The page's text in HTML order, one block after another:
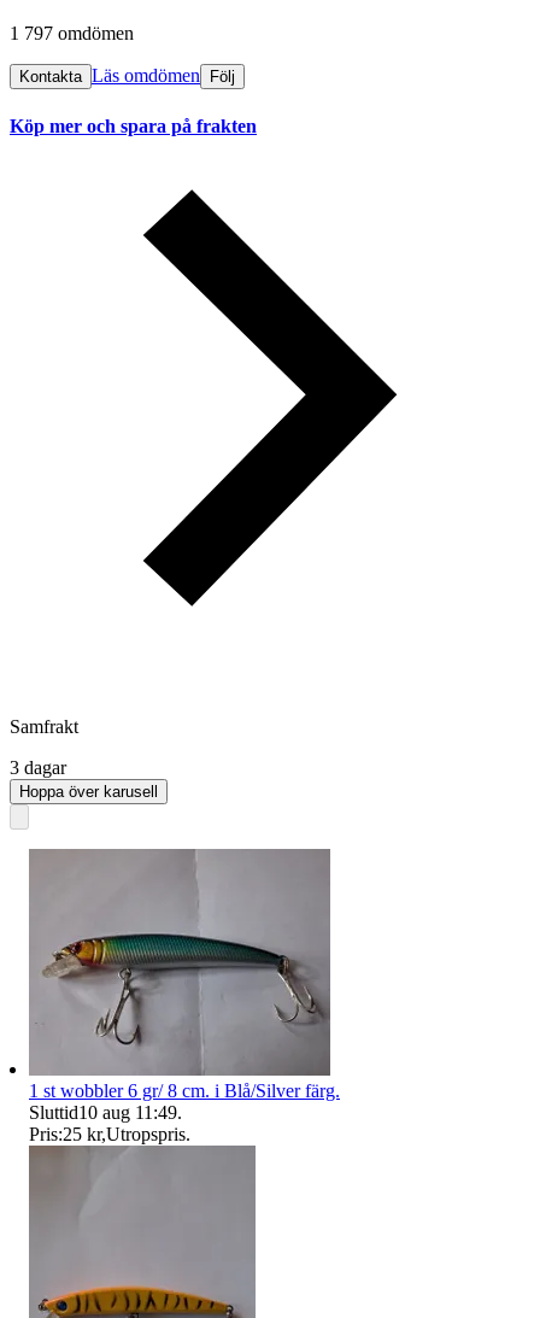
1 797 omdömen
Kontakta Läs omdömen Följ
Köp mer och spara på frakten
Samfrakt
3 dagar
Hoppa över karusell
1 st wobbler 6 gr/ 8 cm. i Blå/Silver färg.
Sluttid10 aug 11:49.
Pris:25 kr,Utropspris.